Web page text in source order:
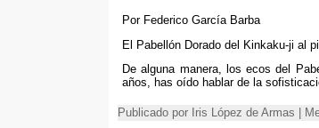
Por Federico García Barba
El Pabellón Dorado del Kinkaku-ji al
De alguna manera, los ecos del
años, has oído hablar de la
Publicado por Iris López de Armas |